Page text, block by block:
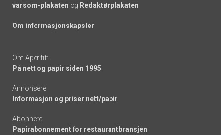
varsom-plakaten og Redaktørplakaten
Om informasjonskapsler
Om Apéritif:
På nett og papir siden 1995
Annonsere:
Informasjon og priser nett/papir
Abonnere:
Papirabonnement for restaurantbransjen